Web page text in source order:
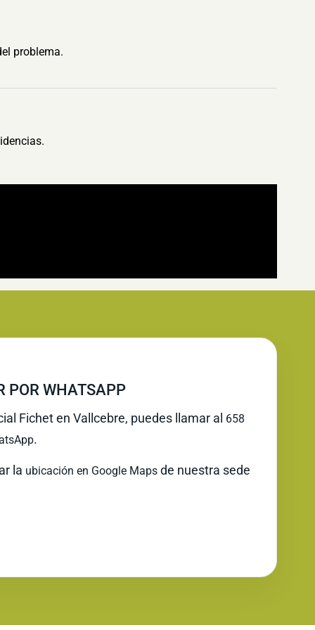
problema.
POR WHATSAPP
Fichet en Vallcebre, puedes llamar al 658
.
la ubicación en Google Maps de nuestra sede